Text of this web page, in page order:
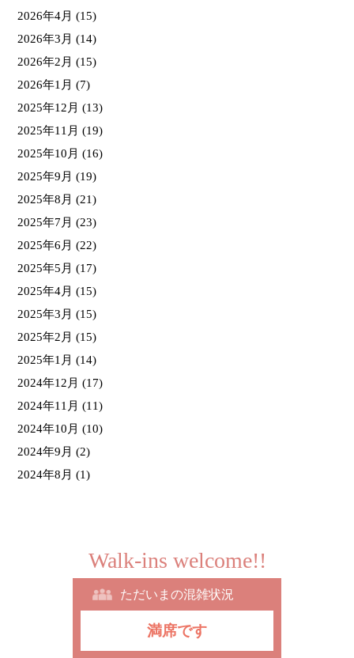
2026年4月 (15)
2026年3月 (14)
2026年2月 (15)
2026年1月 (7)
2025年12月 (13)
2025年11月 (19)
2025年10月 (16)
2025年9月 (19)
2025年8月 (21)
2025年7月 (23)
2025年6月 (22)
2025年5月 (17)
2025年4月 (15)
2025年3月 (15)
2025年2月 (15)
2025年1月 (14)
2024年12月 (17)
2024年11月 (11)
2024年10月 (10)
2024年9月 (2)
2024年8月 (1)
ただいまの混雑状況
満席です
Walk-ins welcome!!